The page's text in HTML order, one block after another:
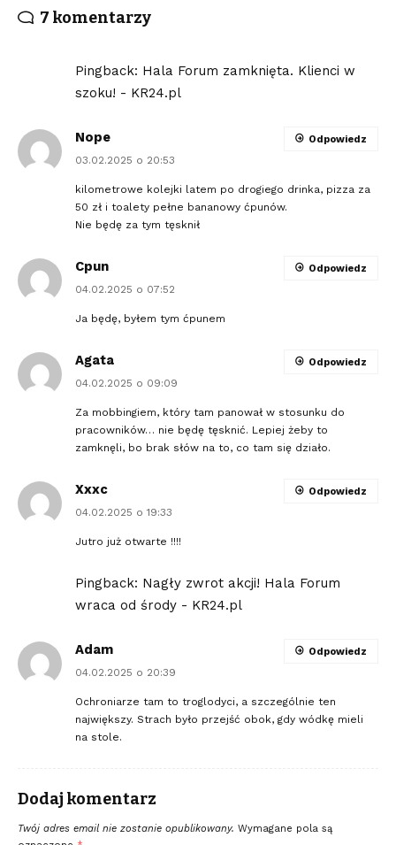
7 komentarzy
Pingback: Hala Forum zamknięta. Klienci w
szoku! - KR24.pl
Nope
03.02.2025 o 20:53
kilometrowe kolejki latem po drogiego drinka, pizza za
50 zł i toalety pełne bananowy ćpunów.
Nie będę za tym tęsknił
Odpowiedz
Cpun
04.02.2025 o 07:52
Ja będę, byłem tym ćpunem
Odpowiedz
Agata
04.02.2025 o 09:09
Za mobbingiem, który tam panował w stosunku do
pracowników… nie będę tęsknić. Lepiej żeby to
zamknęli, bo brak słów na to, co tam się działo.
Odpowiedz
Xxxc
04.02.2025 o 19:33
Jutro już otwarte !!!!
Odpowiedz
Pingback: Nagły zwrot akcji! Hala Forum
wraca od środy - KR24.pl
Adam
04.02.2025 o 20:39
Ochroniarze tam to troglodyci, a szczególnie ten
największy. Strach było przejść obok, gdy wódkę mieli
na stole.
Odpowiedz
Dodaj komentarz
Twój adres email nie zostanie opublikowany. Wymagane pola są